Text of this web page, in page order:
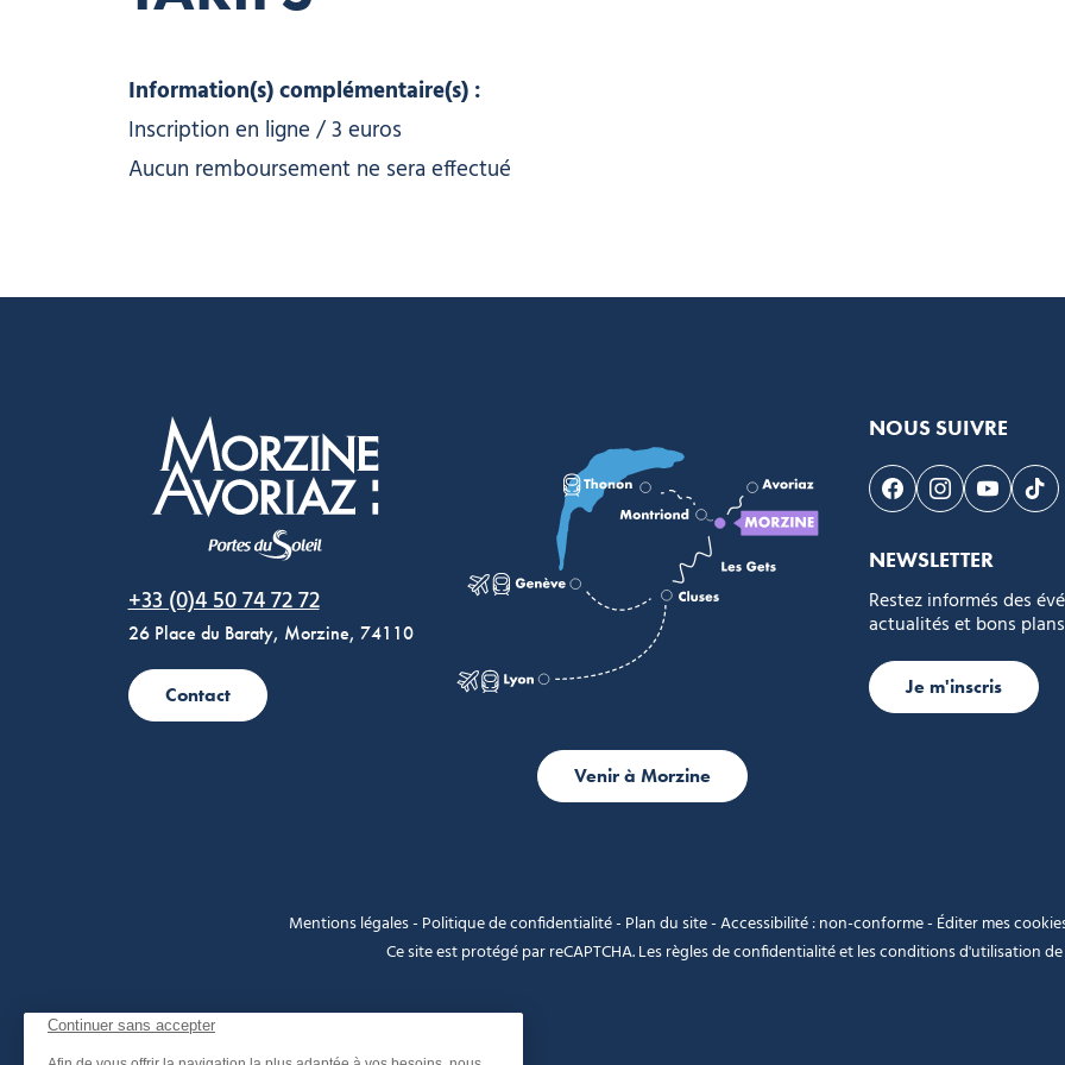
Information(s) complémentaire(s) :
Inscription en ligne / 3 euros
Aucun remboursement ne sera effectué
+33 (0)4 50 74 72 72
26 Place du Baraty, Morzine, 74110
Contact
Venir à Morzine
NOUS SUIVRE
Suivez-nous sur
Suivez-nous
Suivez-
NEWSLETTER
Restez informés des
actualités et bons
Je m'inscris
Mentions légales- Politique de confidentialité- Plan du site-Accessibilité : non-conforme- Éditer mes
Ce site est protégé par reCAPTCHA. Lesrègles de confidentialitéet lesconditions d'utilisation